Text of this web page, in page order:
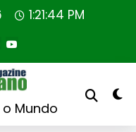
1:21:44 PM
Mundo